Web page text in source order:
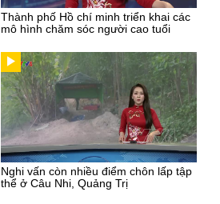
Thành phố Hồ chí minh triển khai các
mô hình chăm sóc người cao tuổi
Nghi vấn còn nhiều điểm chôn lấp tập
thể ở Câu Nhi, Quảng Trị